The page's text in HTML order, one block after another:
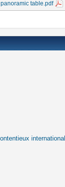
panoramic table.pdf
international